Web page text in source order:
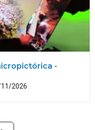
-
11/2026